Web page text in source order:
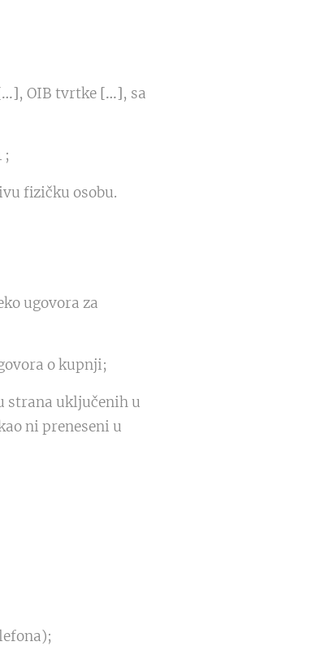
, OIB tvrtke […], sa
;
fizičku osobu.
ugovora za
o kupnji;
strana uključenih u
ni preneseni u